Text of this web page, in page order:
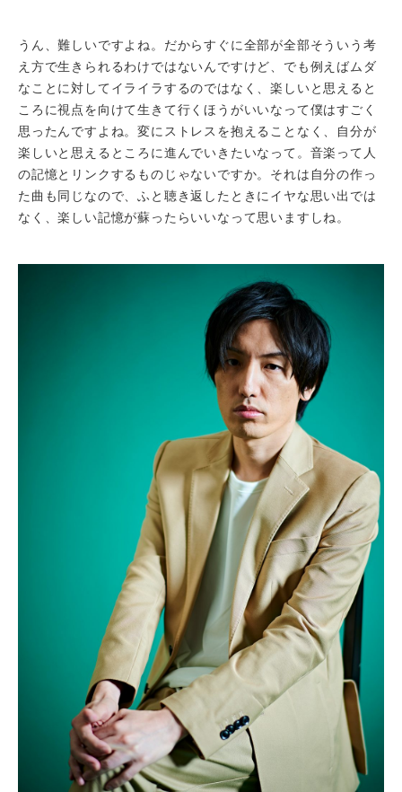
うん、難しいですよね。だからすぐに全部が全部そういう考
え方で生きられるわけではないんですけど、でも例えばムダ
なことに対してイライラするのではなく、楽しいと思えると
ころに視点を向けて生きて行くほうがいいなって僕はすごく
思ったんですよね。変にストレスを抱えることなく、自分が
楽しいと思えるところに進んでいきたいなって。音楽って人
の記憶とリンクするものじゃないですか。それは自分の作っ
た曲も同じなので、ふと聴き返したときにイヤな思い出では
なく、楽しい記憶が蘇ったらいいなって思いますしね。